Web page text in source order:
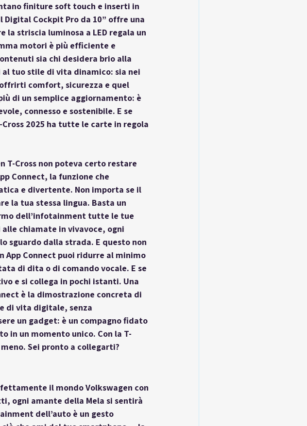
finiture soft touch e inserti in
Cockpit Pro da 10” offre una
striscia luminosa a LED regala un
motori è più efficiente e
sia chi desidera brio alla
al tuo stile di vita dinamico: sia nei
comfort, sicurezza e quel
di un semplice aggiornamento: è
connesso e sostenibile. E se
2025 ha tutte le carte in regola
T-Cross non poteva certo restare
Connect, la funzione che
e divertente. Non importa se il
la tua stessa lingua. Basta un
dell’infotainment tutte le tue
chiamate in vivavoce, ogni
sguardo dalla strada. E questo non
App Connect puoi ridurre al minimo
di dita o di comando vocale. E se
e si collega in pochi istanti. Una
è la dimostrazione concreta di
di vita digitale, senza
un gadget: è un compagno fidato
in un momento unico. Con la T-
Sei pronto a collegarti?
il mondo Volkswagen con
ogni amante della Mela si sentirà
dell’auto è un gesto